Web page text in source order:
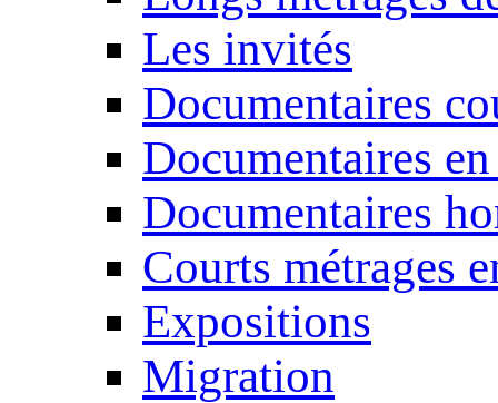
Les invités
Documentaires
Documentaires
Documentaires
Courts métrages
Expositions
Migration